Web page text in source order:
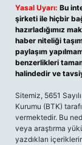
Yasal Uyarı: Bu
şirketi ile hiçbir
hazırladığımız
haber niteliği
paylaşım
benzerlikleri
halindedir ve
Sitemiz, 5651
Kurumu (BTK)
vermektedir. Bu
veya araştırma
yazdıkları